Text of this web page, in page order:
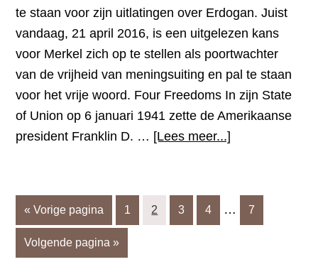
te staan voor zijn uitlatingen over Erdogan. Juist
vandaag, 21 april 2016, is een uitgelezen kans
voor Merkel zich op te stellen als poortwachter
van de vrijheid van meningsuiting en pal te staan
voor het vrije woord. Four Freedoms In zijn State
of Union op 6 januari 1941 zette de Amerikaanse
president Franklin D. … [Lees meer...]
het
vrije
«Ga
naar
Vorige pagina Pagina
1 Pagina
2 Pagina
3 Pagina
4
Interim
pagina's
… Pagina
7
Ga
naar
Volgende pagina »